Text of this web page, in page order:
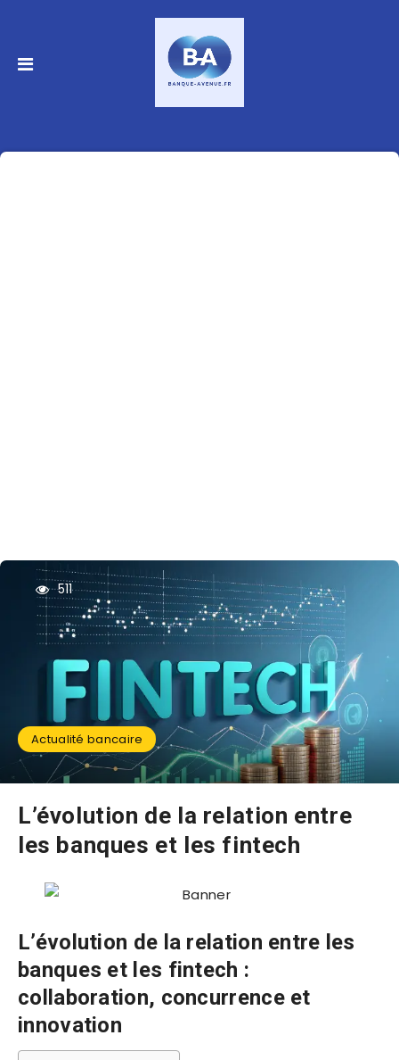
511
Actualité bancaire
L’évolution de la relation entre
les banques et les fintech
L’évolution de la relation entre les
banques et les fintech :
collaboration, concurrence et
innovation